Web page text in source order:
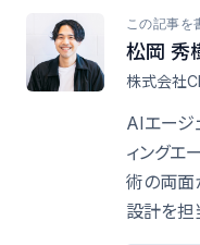
この記事を
松岡 秀
株式会社
AIエージ
ィングエ
術の両面
設計を担